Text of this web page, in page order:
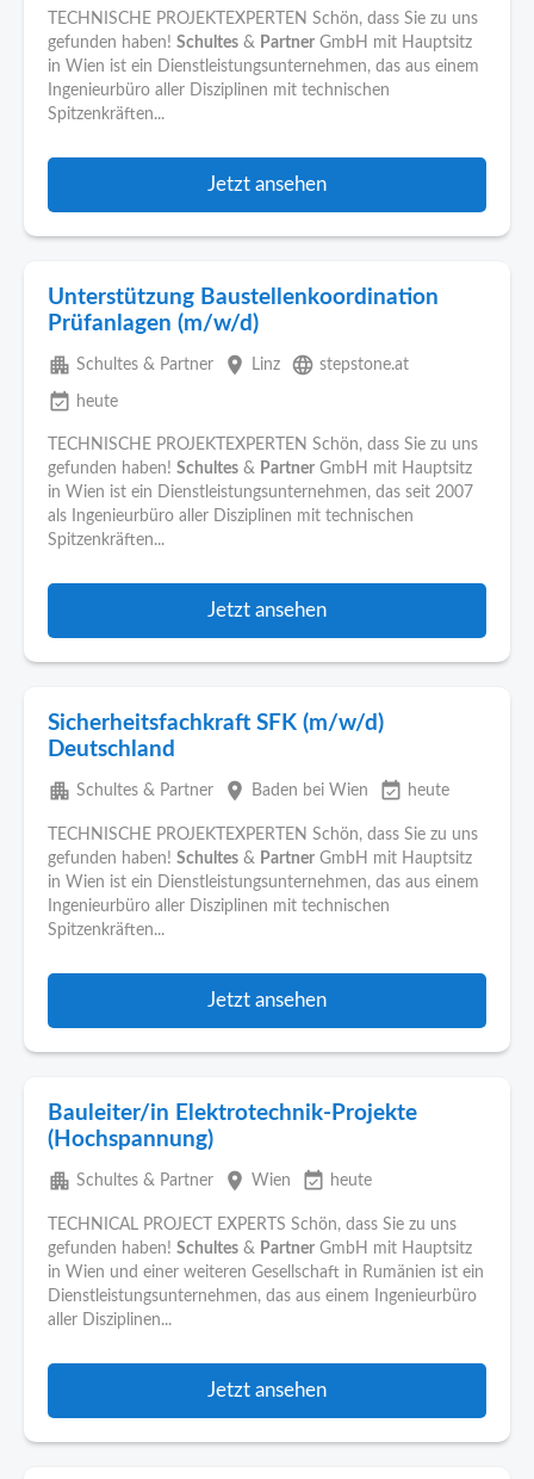
TECHNISCHE PROJEKTEXPERTEN Schön, dass Sie zu uns
gefunden haben! Schultes & Partner GmbH mit Hauptsitz
in Wien ist ein Dienstleistungsunternehmen, das aus einem
Ingenieurbüro aller Disziplinen mit technischen
Spitzenkräften...
Jetzt ansehen
Unterstützung Baustellenkoordination
Prüfanlagen (m/w/d)
apartment Schultes & Partner place Linz language stepstone.at
event_available heute
TECHNISCHE PROJEKTEXPERTEN Schön, dass Sie zu uns
gefunden haben! Schultes & Partner GmbH mit Hauptsitz
in Wien ist ein Dienstleistungsunternehmen, das seit 2007
als Ingenieurbüro aller Disziplinen mit technischen
Spitzenkräften...
Jetzt ansehen
Sicherheitsfachkraft SFK (m/w/d)
Deutschland
apartment Schultes & Partner place Baden bei Wien event_available heute
TECHNISCHE PROJEKTEXPERTEN Schön, dass Sie zu uns
gefunden haben! Schultes & Partner GmbH mit Hauptsitz
in Wien ist ein Dienstleistungsunternehmen, das aus einem
Ingenieurbüro aller Disziplinen mit technischen
Spitzenkräften...
Jetzt ansehen
Bauleiter/in Elektrotechnik-Projekte
(Hochspannung)
apartment Schultes & Partner place Wien event_available heute
TECHNICAL PROJECT EXPERTS Schön, dass Sie zu uns
gefunden haben! Schultes & Partner GmbH mit Hauptsitz
in Wien und einer weiteren Gesellschaft in Rumänien ist ein
Dienstleistungsunternehmen, das aus einem Ingenieurbüro
aller Disziplinen...
Jetzt ansehen